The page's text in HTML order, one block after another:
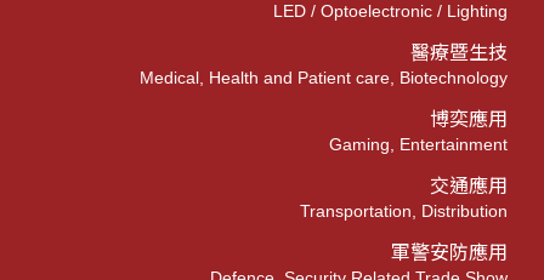
LED / Optoelectronic / Lighting
醫療暨生技
Medical, Health and Patient care, Biotechnology
博奕應用
Gaming, Entertainment
交通應用
Transportation, Distribution
軍警安防應用